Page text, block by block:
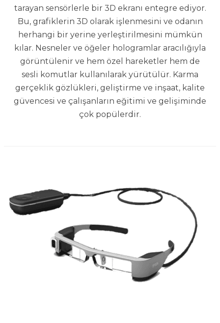
tarayan sensörlerle bir 3D ekranı entegre ediyor.
Bu, grafiklerin 3D olarak işlenmesini ve odanın
herhangi bir yerine yerleştirilmesini mümkün
kılar. Nesneler ve öğeler hologramlar aracılığıyla
görüntülenir ve hem özel hareketler hem de
sesli komutlar kullanılarak yürütülür. Karma
gerçeklik gözlükleri, geliştirme ve inşaat, kalite
güvencesi ve çalışanların eğitimi ve gelişiminde
çok popülerdir.